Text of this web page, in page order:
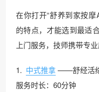
在你打开“舒养到家按
的特点，才能选到最适
上门服务，技师携带专
1. 中式推拿——舒经活
服务时长：60分钟